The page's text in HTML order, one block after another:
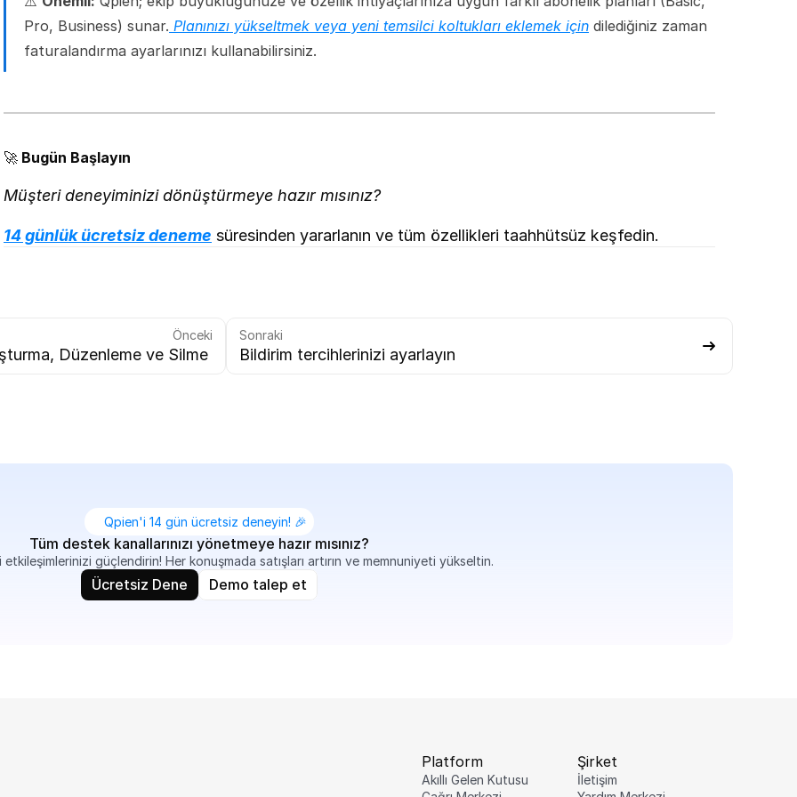
Pro, Business) sunar. Planınızı yükseltmek veya yeni temsilci koltukları eklemek için dilediğiniz zaman
faturalandırma ayarlarınızı kullanabilirsiniz.
🚀 Bugün Başlayın
Müşteri deneyiminizi dönüştürmeye hazır mısınız?
14 günlük ücretsiz deneme süresinden yararlanın ve tüm özellikleri taahhütsüz keşfedin.
Önceki
Düzenleme ve Silme
Sonraki
Bildirim tercihlerinizi ayarlayın
Qpien'i 14 gün ücretsiz deneyin! 🎉
Tüm destek kanallarınızı yönetmeye hazır mısınız?
güçlendirin! Her konuşmada satışları artırın ve memnuniyeti yükseltin.
Ücretsiz Dene Demo talep et
Platform
Akıllı Gelen Kutusu
Şirket
İletişim